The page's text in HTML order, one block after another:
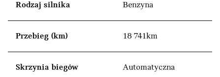
Rodzaj silnika Benzyna
Przebieg (km) 18 741km
Skrzynia biegów Automatyczna